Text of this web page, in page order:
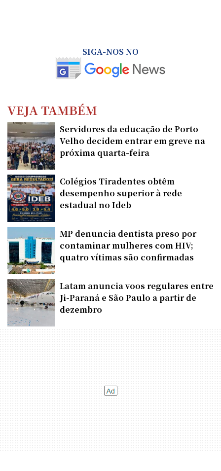
SIGA-NOS NO
VEJA TAMBÉM
Servidores da educação de Porto
Velho decidem entrar em greve na
próxima quarta-feira
Colégios Tiradentes obtêm
desempenho superior à rede
estadual no Ideb
MP denuncia dentista preso por
contaminar mulheres com HIV;
quatro vítimas são confirmadas
Latam anuncia voos regulares entre
Ji-Paraná e São Paulo a partir de
dezembro